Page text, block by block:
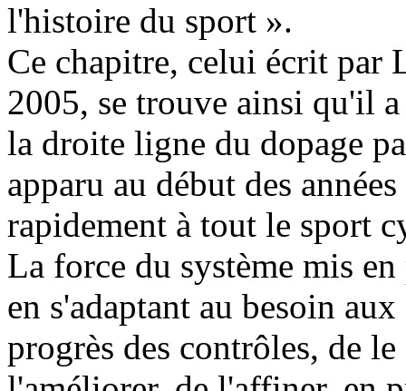
l'histoire du sport ».
Ce chapitre, celui écrit par
2005, se trouve ainsi qu'il
la droite ligne du dopage
apparu au début des
rapidement à tout le sport
La force du système mis
en s'adaptant au besoin
progrès des contrôles, de